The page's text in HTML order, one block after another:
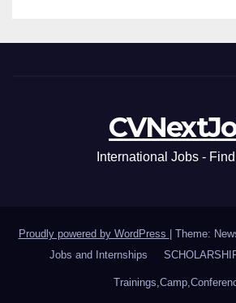
International Jobs -
Proudly powered by WordPress Theme:
Jobs and Internships